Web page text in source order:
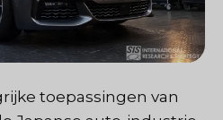
toepassingen van